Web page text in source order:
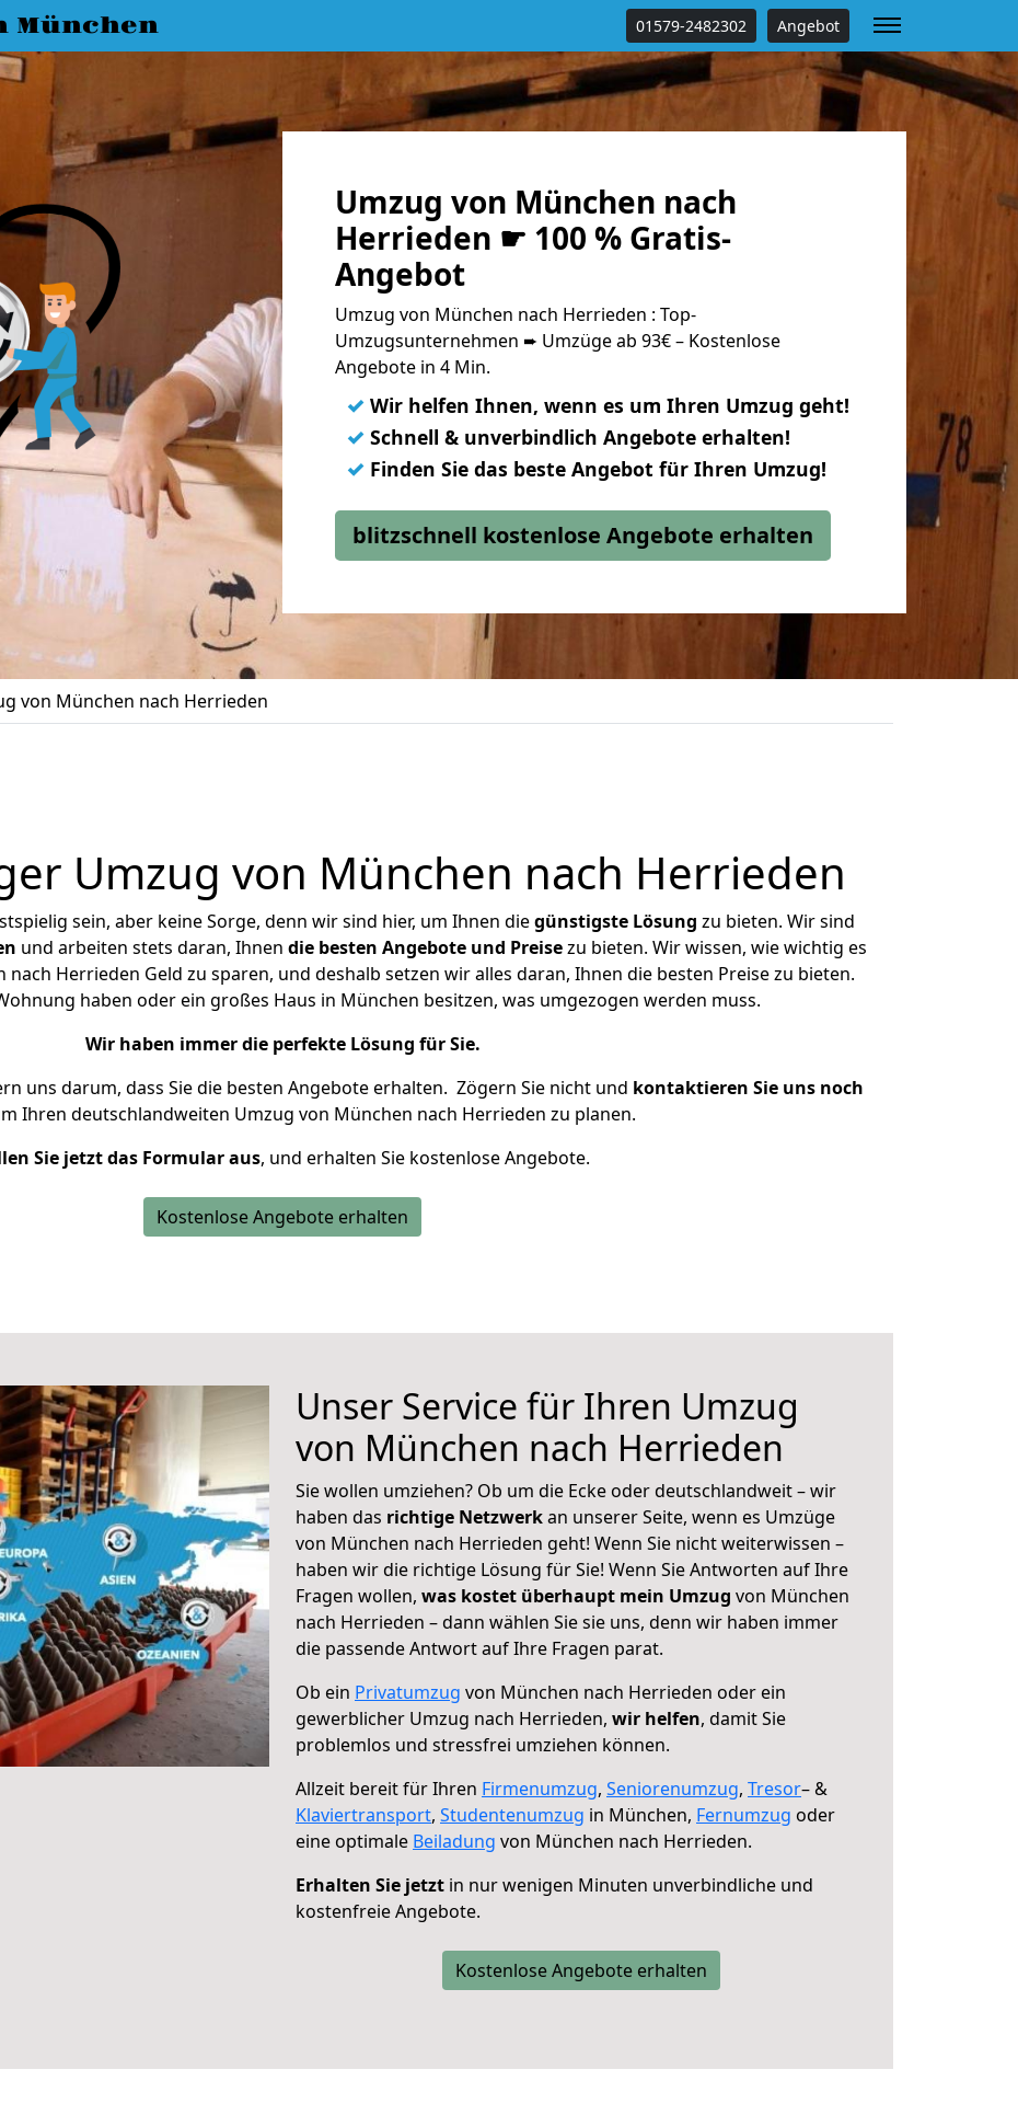
München 01579-2482302 Angebot
Umzug von München nach
Herrieden ☛ 100 % Gratis-
Angebot
Umzug von München nach Herrieden : Top-
Umzugsunternehmen ➨ Umzüge ab 93€ – Kostenlose
Angebote in 4 Min.
✓ Wir helfen Ihnen, wenn es um Ihren Umzug geht!
✓ Schnell & unverbindlich Angebote erhalten!
✓ Finden Sie das beste Angebot für Ihren Umzug!
blitzschnell kostenlose Angebote erhalten
von München nach Herrieden
Umzug von München nach Herrieden
sein, aber keine Sorge, denn wir sind hier, um Ihnen diegünstigste Lösung zu bieten. Wir sind
und arbeiten stets daran, Ihnen die besten Angebote und Preisezu bieten. Wir wissen, wie wichtig es
Herrieden Geld zu sparen, und deshalb setzen wir alles daran, Ihnen die besten Preise zu bieten.
haben oder ein großes Haus in München besitzen, was umgezogen werden muss.
Wir haben immer die perfekte Lösung für Sie.
uns darum, dass Sie die besten Angebote erhalten. Zögern Sie nicht und kontaktieren Sie uns noch
Ihren deutschlandweiten Umzug von München nach Herrieden zu planen.
Sie jetzt das Formular aus, und erhalten Sie kostenlose Angebote.
Kostenlose Angebote erhalten
Unser Service für Ihren Umzug
von München nach Herrieden
Sie wollen umziehen? Ob um die Ecke oder deutschlandweit – wir
haben das richtige Netzwerkan unserer Seite, wenn es Umzüge
von München nach Herrieden geht! Wenn Sie nicht weiterwissen –
haben wir die richtige Lösung für Sie! Wenn Sie Antworten auf Ihre
Fragen wollen, was kostet überhaupt mein Umzug von München
nach Herrieden – dann wählen Sie sie uns, denn wir haben immer
die passende Antwort auf Ihre Fragen parat.
Ob ein Privatumzug von München nach Herrieden oder ein
gewerblicher Umzug nach Herrieden, wir helfen, damit Sie
problemlos und stressfrei umziehen können.
Allzeit bereit für Ihren Firmenumzug, Seniorenumzug, Tresor– &
Klaviertransport, Studentenumzug in München, Fernumzug oder
eine optimale Beiladung von München nach Herrieden.
Erhalten Sie jetzt in nur wenigen Minuten unverbindliche und
kostenfreie Angebote.
Kostenlose Angebote erhalten